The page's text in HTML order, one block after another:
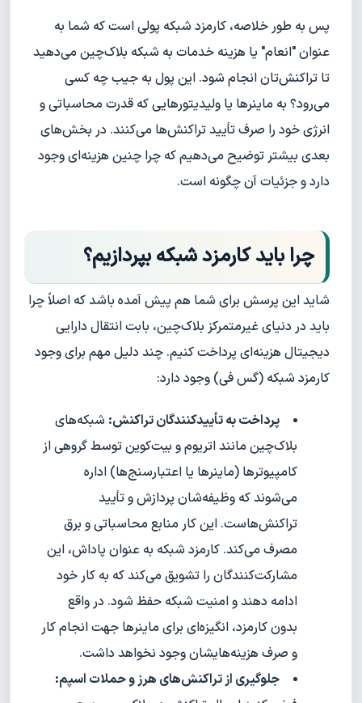
پس به طور خلاصه، کارمزد شبکه پولی است که شما به
عنوان "انعام" یا هزینه خدمات به شبکه بلاک‌چین می‌دهید
تا تراکنش‌تان انجام شود. این پول به جیب چه کسی
می‌رود؟ به ماینرها یا ولیدیتورهایی که قدرت محاسباتی و
انرژی خود را صرف تأیید تراکنش‌ها می‌کنند. در بخش‌های
بعدی بیشتر توضیح می‌دهیم که چرا چنین هزینه‌ای وجود
دارد و جزئیات آن چگونه است.
چرا باید کارمزد شبکه بپردازیم؟
شاید این پرسش برای شما هم پیش آمده باشد که اصلاً چرا
باید در دنیای غیرمتمرکز بلاک‌چین، بابت انتقال دارایی
دیجیتال هزینه‌ای پرداخت کنیم. چند دلیل مهم برای وجود
کارمزد شبکه (گس فی) وجود دارد:
پرداخت به تأییدکنندگان تراکنش: شبکه‌های
بلاک‌چین مانند اتریوم و بیت‌کوین توسط گروهی از
کامپیوترها (ماینرها یا اعتبارسنج‌ها) اداره
می‌شوند که وظیفه‌شان پردازش و تأیید
تراکنش‌هاست. این کار منابع محاسباتی و برق
مصرف می‌کند. کارمزد شبکه به عنوان پاداش، این
مشارکت‌کنندگان را تشویق می‌کند که به کار خود
ادامه دهند و امنیت شبکه حفظ شود. در واقع
بدون کارمزد، انگیزه‌ای برای ماینرها جهت انجام کار
و صرف هزینه‌هایشان وجود نخواهد داشت.
جلوگیری از تراکنش‌های هرز و حملات اسپم: